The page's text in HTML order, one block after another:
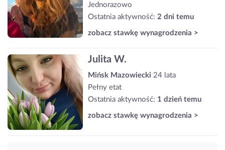
Jednorazowo
Ostatnia aktywność: 2 dni temu
zobacz stawkę wynagrodzenia >
Julita W.
Mińsk Mazowiecki 24 lata
Pełny etat
Ostatnia aktywność: 1 dzień temu
zobacz stawkę wynagrodzenia >